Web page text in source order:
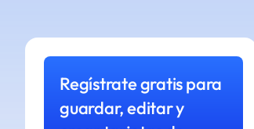
Regístrate gratis para
guardar, editar y